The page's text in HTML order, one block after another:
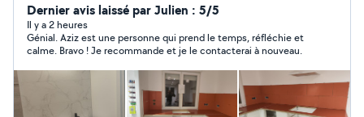
électricité, maçonnerie, placo, menuiserie, parquet,
pose et rénovation de cuisines, montage de meubles
(IKEA, Leroy Merlin, Castorama), pose de portes et
fenêtres, remplacement de serrures, pose de tringles à
rideaux, luminaires, étagères, cadres, fixation TV au mur,
clôtures, terrasses, jardinage, débroussaillage,
nettoyage, débarras, déménagement, bricolage et
Dernier avis laissé par Julien : 5/5
Il y a 2 heures
Génial. Aziz est une personne qui prend le temps, réfléchie et
calme. Bravo ! Je recommande et je le contacterai à nouveau.